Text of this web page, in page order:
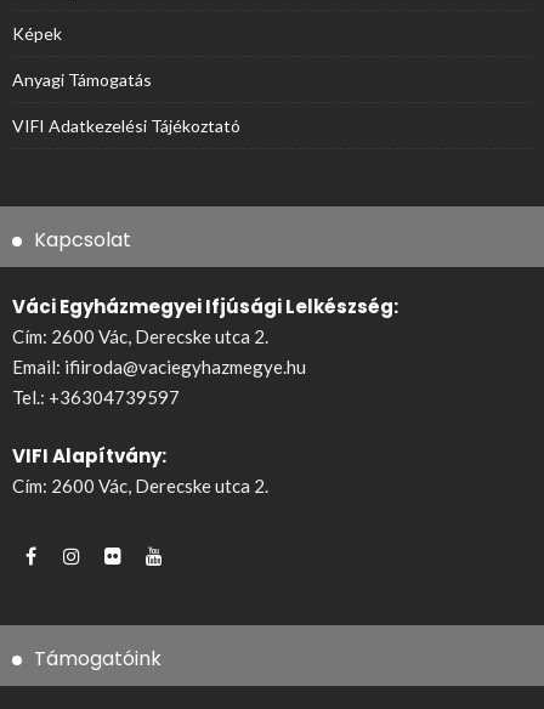
Képek
Anyagi Támogatás
VIFI Adatkezelési Tájékoztató
Kapcsolat
Váci Egyházmegyei Ifjúsági Lelkészség:
Cím: 2600 Vác, Derecske utca 2.
Email: ifiiroda@vaciegyhazmegye.hu
Tel.: +36304739597
VIFI Alapítvány:
Cím: 2600 Vác, Derecske utca 2.
Támogatóink